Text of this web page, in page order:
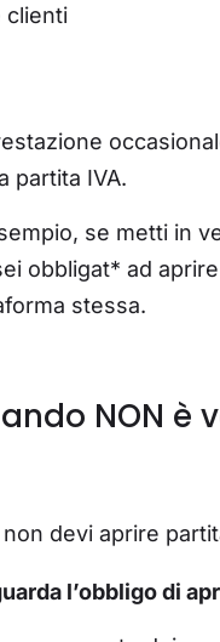
clienti
partita IVA.
se metti in
obbligat* ad
stessa.
NON è
devi aprire
l’obbligo di